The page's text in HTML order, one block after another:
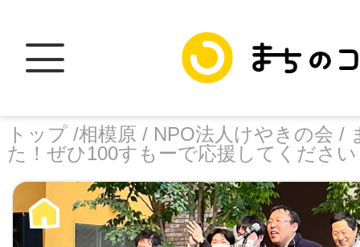
トップ /相模原 / NPO法人けやきの会 /
た！ぜひ100すもーで応援してくださ
facebook トップ